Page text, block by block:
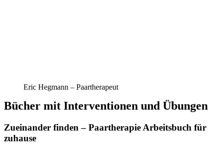
Eric Hegmann – Paartherapeut
Bücher mit Interventionen und Übungen
Zueinander finden – Paartherapie Arbeitsbuch für
zuhause